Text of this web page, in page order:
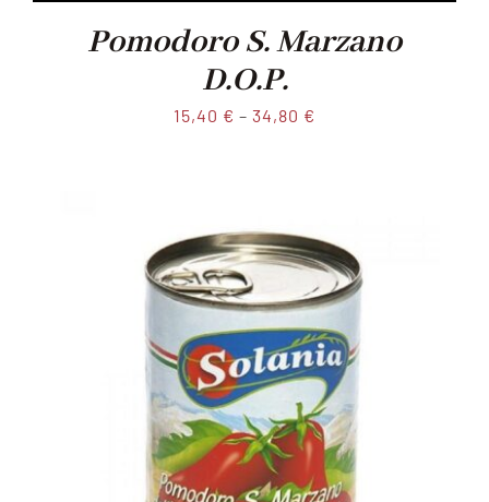
Pomodoro S. Marzano
D.O.P.
15,40 € – 34,80 €